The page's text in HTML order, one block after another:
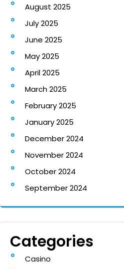
August 2025
July 2025
June 2025
May 2025
April 2025
March 2025
February 2025
January 2025
December 2024
November 2024
October 2024
September 2024
Categories
Casino